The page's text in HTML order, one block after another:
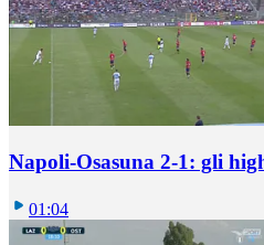
Napoli-Osasuna 2-1: gli
01:04